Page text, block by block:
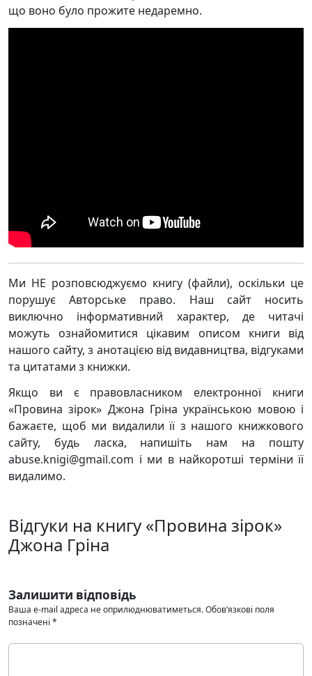
що воно було прожите недаремно.
Ми НЕ розповсюджуємо книгу (файли), оскільки це
порушує Авторське право. Наш сайт носить
виключно інформативний характер, де читачі
можуть ознайомитися цікавим описом книги від
нашого сайту, з анотацією від видавництва, відгуками
та цитатами з книжки.
Якщо ви є правовласником електронної книги
«Провина зірок» Джона Гріна українською мовою і
бажаєте, щоб ми видалили її з нашого книжкового
сайту, будь ласка, напишіть нам на пошту
abuse.knigi@gmail.com і ми в найкоротші терміни її
видалимо.
Відгуки на книгу «Провина зірок»
Джона Гріна
Залишити відповідь
Ваша e-mail адреса не оприлюднюватиметься.Обов’язкові поля
позначені *